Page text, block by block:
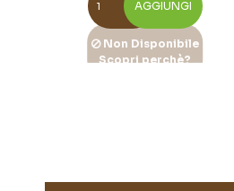
AGGIUNGI
Non Disponibile
Scopri perchè?
ESAURITO